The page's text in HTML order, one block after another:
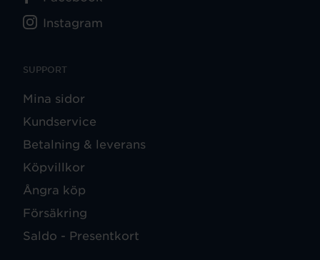
SUPPORT
Mina sidor
Kundservice
Betalning & leverans
Köpvillkor
Ångra köp
Försäkring
Saldo - Presentkort
Instagram